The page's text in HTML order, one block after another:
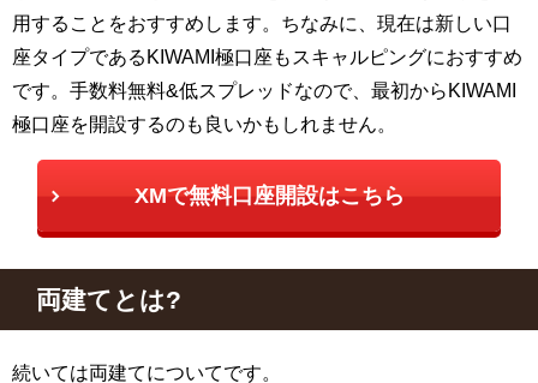
用することをおすすめします。ちなみに、現在は新しい口
座タイプであるKIWAMI極口座もスキャルピングにおすすめ
です。手数料無料&低スプレッドなので、最初からKIWAMI
極口座を開設するのも良いかもしれません。
XMで無料口座開設はこちら
両建てとは?
続いては両建てについてです。